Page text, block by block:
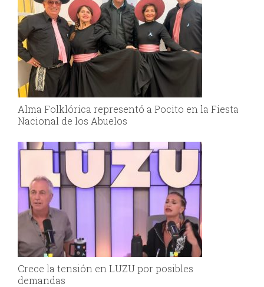
Alma Folklórica representó a Pocito en la Fiesta
Nacional de los Abuelos
Crece la tensión en LUZU por posibles
demandas